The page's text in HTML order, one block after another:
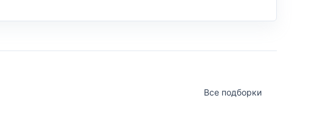
Все подборки